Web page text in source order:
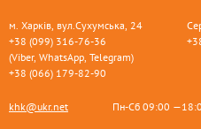
м. Харків, вул.Сухумська, 24
+38 (099) 316-76-36
(Viber, WhatsApp, Telegram)
+38 (066) 179-82-90
khk@ukr.net Пн-Сб 09:00